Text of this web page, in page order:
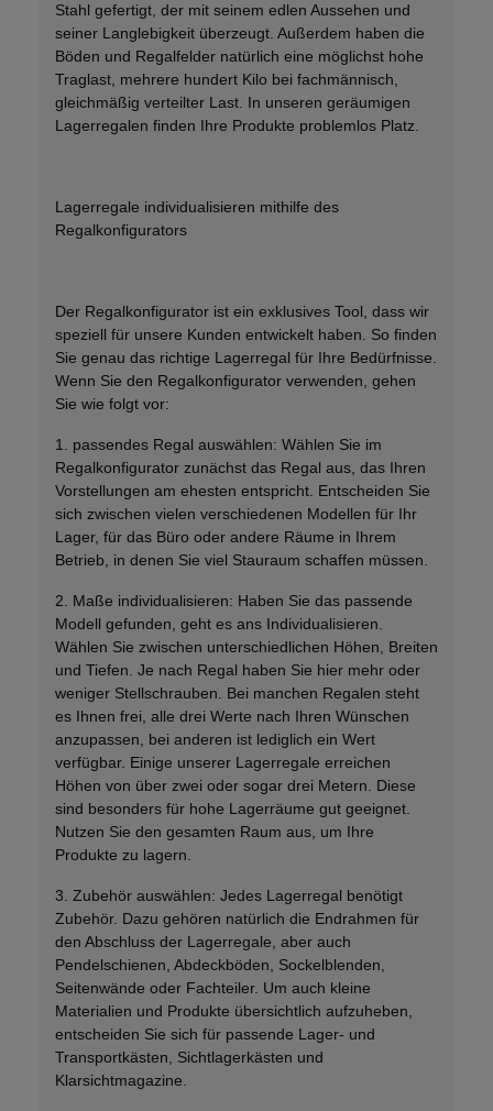
Stahl gefertigt, der mit seinem edlen Aussehen und
seiner Langlebigkeit überzeugt. Außerdem haben die
Böden und Regalfelder natürlich eine möglichst hohe
Traglast, mehrere hundert Kilo bei fachmännisch,
gleichmäßig verteilter Last. In unseren geräumigen
Lagerregalen finden Ihre Produkte problemlos Platz.
Lagerregale individualisieren mithilfe des
Regalkonfigurators
Der Regalkonfigurator ist ein exklusives Tool, dass wir
speziell für unsere Kunden entwickelt haben. So finden
Sie genau das richtige Lagerregal für Ihre Bedürfnisse.
Wenn Sie den Regalkonfigurator verwenden, gehen
Sie wie folgt vor:
1. passendes Regal auswählen: Wählen Sie im
Regalkonfigurator zunächst das Regal aus, das Ihren
Vorstellungen am ehesten entspricht. Entscheiden Sie
sich zwischen vielen verschiedenen Modellen für Ihr
Lager, für das Büro oder andere Räume in Ihrem
Betrieb, in denen Sie viel Stauraum schaffen müssen.
2. Maße individualisieren: Haben Sie das passende
Modell gefunden, geht es ans Individualisieren.
Wählen Sie zwischen unterschiedlichen Höhen, Breiten
und Tiefen. Je nach Regal haben Sie hier mehr oder
weniger Stellschrauben. Bei manchen Regalen steht
es Ihnen frei, alle drei Werte nach Ihren Wünschen
anzupassen, bei anderen ist lediglich ein Wert
verfügbar. Einige unserer Lagerregale erreichen
Höhen von über zwei oder sogar drei Metern. Diese
sind besonders für hohe Lagerräume gut geeignet.
Nutzen Sie den gesamten Raum aus, um Ihre
Produkte zu lagern.
3. Zubehör auswählen: Jedes Lagerregal benötigt
Zubehör. Dazu gehören natürlich die Endrahmen für
den Abschluss der Lagerregale, aber auch
Pendelschienen, Abdeckböden, Sockelblenden,
Seitenwände oder Fachteiler. Um auch kleine
Materialien und Produkte übersichtlich aufzuheben,
entscheiden Sie sich für passende Lager- und
Transportkästen, Sichtlagerkästen und
Klarsichtmagazine.